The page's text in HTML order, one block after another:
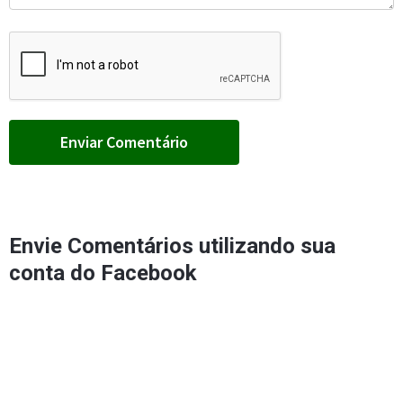
Envie Comentários utilizando sua
conta do Facebook